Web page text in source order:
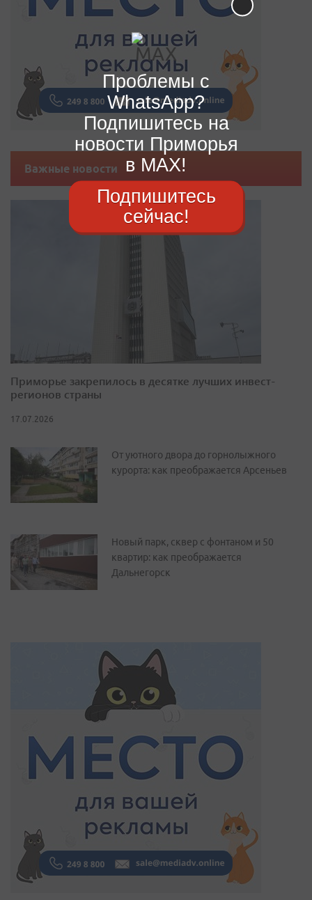
Важные новости
Приморье закрепилось в десятке лучших инвест-
регионов страны
17.07.2026
От уютного двора до горнолыжного
курорта: как преображается Арсеньев
Новый парк, сквер с фонтаном и 50
квартир: как преображается
Дальнегорск
Проблемы с
WhatsApp?
Подпишитесь на
новости Приморья
в MAX!
Подпишитесь
сейчас!